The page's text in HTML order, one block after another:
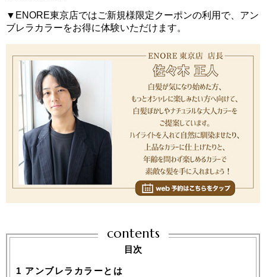
▼ENORE東京店ではご新規様限定クーポンの利用で、アン
ブレラカラーをお得に体験いただけます。
contents
目次
1 アンブレラカラーとは